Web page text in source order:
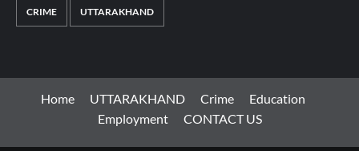
CRIME UTTARAKHAND
Home UTTARAKHAND Crime
Education
Employment
CONTACT US